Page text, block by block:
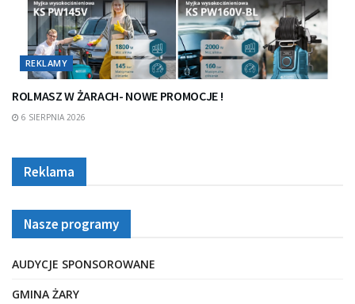
REKLAMY
ROLMASZ W ŻARACH- NOWE PROMOCJE !
6 SIERPNIA 2026
Reklama
Nasze programy
AUDYCJE SPONSOROWANE
GMINA ŻARY